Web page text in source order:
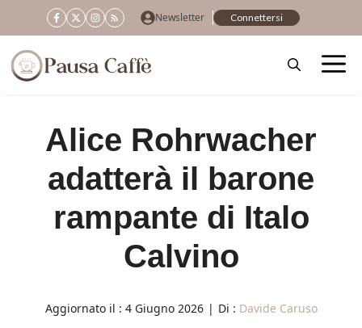
al
contenuto
Newsletter Connettersi
Alice Rohrwacher
adatterà il barone
rampante di Italo
Calvino
Aggiornato il : 4 Giugno 2026 | Di : Davide Caruso